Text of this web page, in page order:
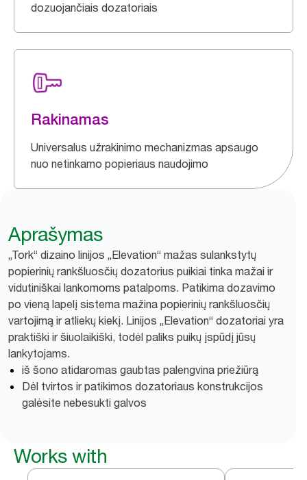
dozuojančiais dozatoriais
Rakinamas
Universalus užrakinimo mechanizmas apsaugo
nuo netinkamo popieriaus naudojimo
Aprašymas
„Tork“ dizaino linijos „Elevation“ mažas sulankstytų
popierinių rankšluosčių dozatorius puikiai tinka mažai ir
vidutiniškai lankomoms patalpoms. Patikima dozavimo
po vieną lapelį sistema mažina popierinių rankšluosčių
vartojimą ir atliekų kiekį. Linijos „Elevation“ dozatoriai yra
praktiški ir šiuolaikiški, todėl paliks puikų įspūdį jūsų
lankytojams.
iš šono atidaromas gaubtas palengvina priežiūrą
Dėl tvirtos ir patikimos dozatoriaus konstrukcijos
galėsite nebesukti galvos
Works with